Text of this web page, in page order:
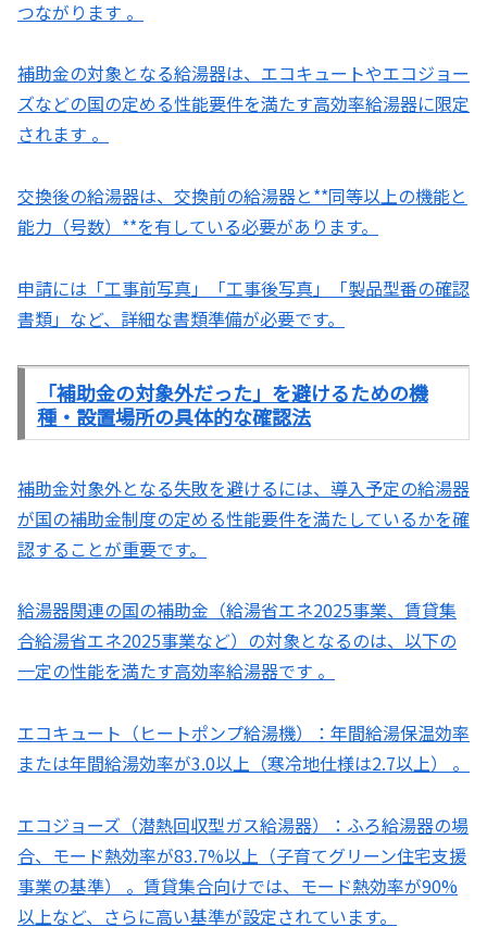
つながります 。
補助金の対象となる給湯器は、エコキュートやエコジョー
ズなどの国の定める性能要件を満たす高効率給湯器に限定
されます 。
交換後の給湯器は、交換前の給湯器と**同等以上の機能と
能力（号数）**を有している必要があります。
申請には「工事前写真」「工事後写真」「製品型番の確認
書類」など、詳細な書類準備が必要です。
「補助金の対象外だった」を避けるための機
種・設置場所の具体的な確認法
補助金対象外となる失敗を避けるには、導入予定の給湯器
が国の補助金制度の定める性能要件を満たしているかを確
認することが重要です。
給湯器関連の国の補助金（給湯省エネ2025事業、賃貸集
合給湯省エネ2025事業など）の対象となるのは、以下の
一定の性能を満たす高効率給湯器です 。
エコキュート（ヒートポンプ給湯機）：年間給湯保温効率
または年間給湯効率が3.0以上（寒冷地仕様は2.7以上） 。
エコジョーズ（潜熱回収型ガス給湯器）：ふろ給湯器の場
合、モード熱効率が83.7%以上（子育てグリーン住宅支援
事業の基準） 。賃貸集合向けでは、モード熱効率が90%
以上など、さらに高い基準が設定されています。